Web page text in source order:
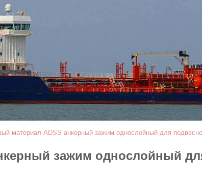
материал ADSS анкерный зажим однослойный для
зажим однослойный